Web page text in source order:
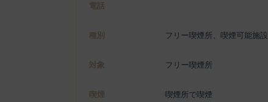
電話
種別 フリー喫煙所、喫煙可能施設
対象 フリー喫煙所
喫煙 喫煙所で喫煙